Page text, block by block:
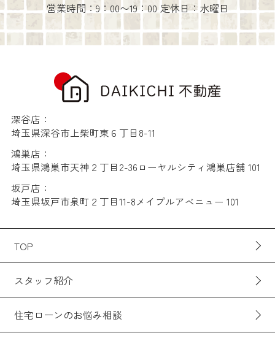
営業時間：9：00〜19：00 定休日：水曜日
深谷店：
埼玉県深谷市上柴町東６丁目8-11
鴻巣店：
埼玉県鴻巣市天神２丁目2-36ローヤルシティ鴻巣店舗 101
坂戸店：
埼玉県坂戸市泉町２丁目11-8メイプルアベニュー 101
TOP
スタッフ紹介
住宅ローンのお悩み相談